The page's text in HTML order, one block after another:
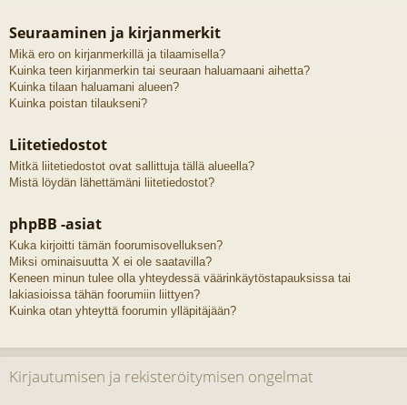
Seuraaminen ja kirjanmerkit
Mikä ero on kirjanmerkillä ja tilaamisella?
Kuinka teen kirjanmerkin tai seuraan haluamaani aihetta?
Kuinka tilaan haluamani alueen?
Kuinka poistan tilaukseni?
Liitetiedostot
Mitkä liitetiedostot ovat sallittuja tällä alueella?
Mistä löydän lähettämäni liitetiedostot?
phpBB -asiat
Kuka kirjoitti tämän foorumisovelluksen?
Miksi ominaisuutta X ei ole saatavilla?
Keneen minun tulee olla yhteydessä väärinkäytöstapauksissa tai
lakiasioissa tähän foorumiin liittyen?
Kuinka otan yhteyttä foorumin ylläpitäjään?
Kirjautumisen ja rekisteröitymisen ongelmat